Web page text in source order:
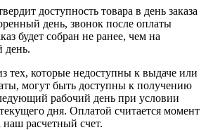
доступность товара в день заказа
день, звонок после оплаты
будет собран не ранее, чем на
день.
тех, которые недоступны к выдаче или
могут быть доступны к получению
рабочий день при условии
дня. Оплатой считается момент
наш расчетный счет.